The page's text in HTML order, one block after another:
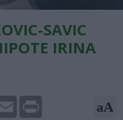
SAVIC
IRINA
Email aA